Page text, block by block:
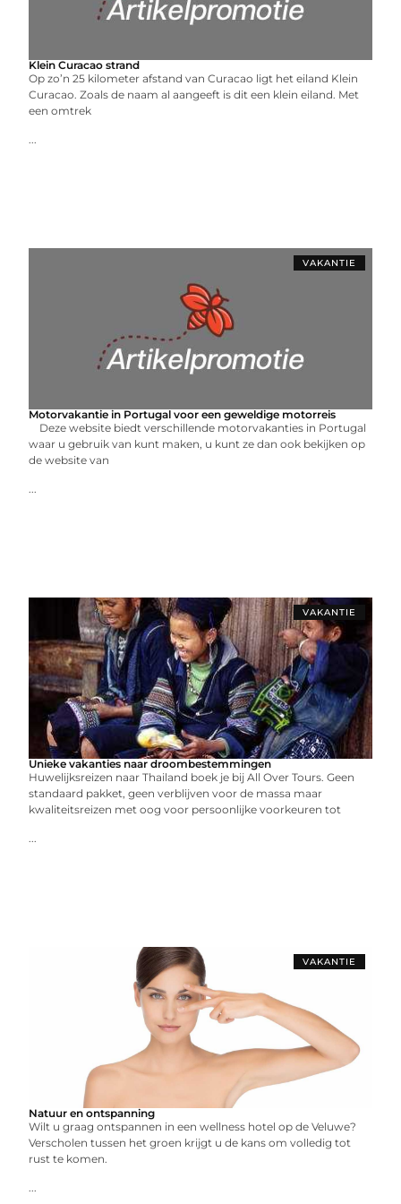
Klein Curacao strand
Op zo’n 25 kilometer afstand van Curacao ligt het eiland Klein
Curacao. Zoals de naam al aangeeft is dit een klein eiland. Met
een omtrek
...
VAKANTIE
Motorvakantie in Portugal voor een geweldige motorreis
Deze website biedt verschillende motorvakanties in Portugal
waar u gebruik van kunt maken, u kunt ze dan ook bekijken op
de website van
...
VAKANTIE
Unieke vakanties naar droombestemmingen
Huwelijksreizen naar Thailand boek je bij All Over Tours. Geen
standaard pakket, geen verblijven voor de massa maar
kwaliteitsreizen met oog voor persoonlijke voorkeuren tot
...
VAKANTIE
Natuur en ontspanning
Wilt u graag ontspannen in een wellness hotel op de Veluwe?
Verscholen tussen het groen krijgt u de kans om volledig tot
rust te komen.
...